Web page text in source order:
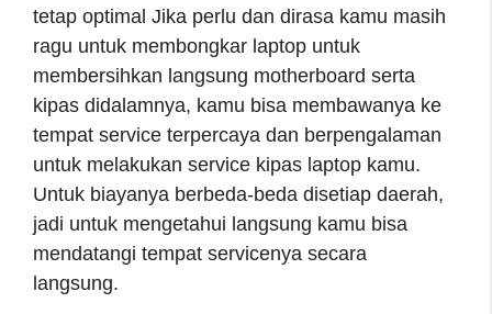
tetap optimal Jika perlu dan dirasa kamu masih
ragu untuk membongkar laptop untuk
membersihkan langsung motherboard serta
kipas didalamnya, kamu bisa membawanya ke
tempat service terpercaya dan berpengalaman
untuk melakukan service kipas laptop kamu.
Untuk biayanya berbeda-beda disetiap daerah,
jadi untuk mengetahui langsung kamu bisa
mendatangi tempat servicenya secara
langsung.